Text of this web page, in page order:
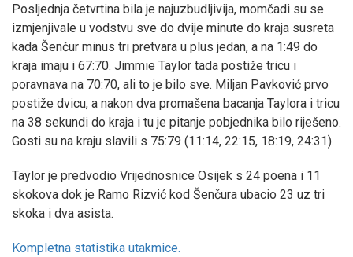
Posljednja četvrtina bila je najuzbudljivija, momčadi su se
izmjenjivale u vodstvu sve do dvije minute do kraja susreta
kada Šenčur minus tri pretvara u plus jedan, a na 1:49 do
kraja imaju i 67:70. Jimmie Taylor tada postiže tricu i
poravnava na 70:70, ali to je bilo sve. Miljan Pavković prvo
postiže dvicu, a nakon dva promašena bacanja Taylora i tricu
na 38 sekundi do kraja i tu je pitanje pobjednika bilo riješeno.
Gosti su na kraju slavili s 75:79 (11:14, 22:15, 18:19, 24:31).
Taylor je predvodio Vrijednosnice Osijek s 24 poena i 11
skokova dok je Ramo Rizvić kod Šenčura ubacio 23 uz tri
skoka i dva asista.
Kompletna statistika utakmice.